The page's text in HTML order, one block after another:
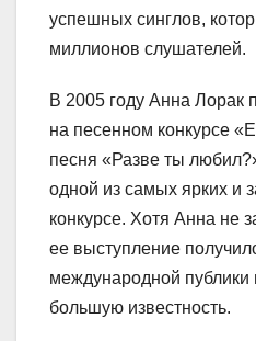
успешных синглов,
миллионов слушателей.
В 2005 году Анна Лорак
на песенном конкурсе
песня «Разве ты
одной из самых ярких и
конкурсе. Хотя Анна не
ее выступление
международной публики
большую известность.